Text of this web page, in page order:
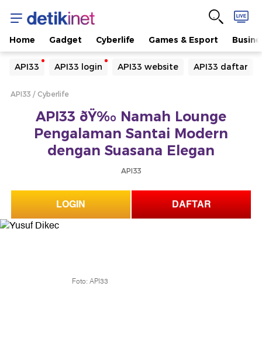
Home Gadget Cyberlife Games & Esport
API33 API33 login API33 website API33 daftar
Yang sedang ramai dicari
Loading...
Terakhir yang dicari
Loading...
API33 Cyberlife
API33 ðŸ‰ Namah Lounge
Pengalaman Santai Modern
dengan Suasana Elegan
API33
LOGIN DAFTAR
Foto: API33